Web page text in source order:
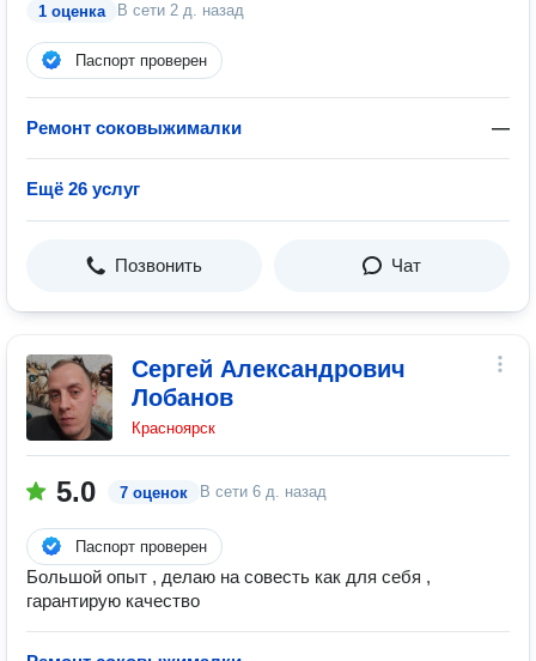
1 оценка В сети 2 д. назад
Паспорт проверен
Ремонт соковыжималки —
Ещё 26 услуг
Позвонить Чат
Сергей Александрович
Лобанов
Красноярск
5.0 7 оценок В сети 6 д. назад
Паспорт проверен
Большой опыт , делаю на совесть как для себя ,
гарантирую качество